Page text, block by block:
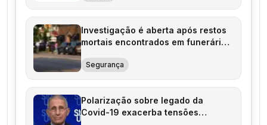
Investigação é aberta após restos
mortais encontrados em funerária
Segurança
Polarização sobre legado da
Covid-19 exacerba tensões